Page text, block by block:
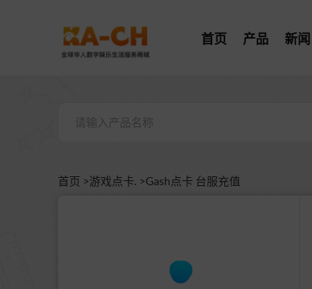
首页 产品 新闻
首页 >游戏点卡. >Gash点卡 台服充值